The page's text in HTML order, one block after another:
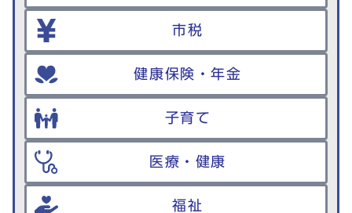
市税
健康保険・年金
子育て
医療・健康
福祉